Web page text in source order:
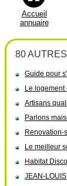
Accueil
annuaire
80
Guide pour
Le logement
Artisans
Parlons
Renovation-
Le meilleur
Habitat
JEAN-